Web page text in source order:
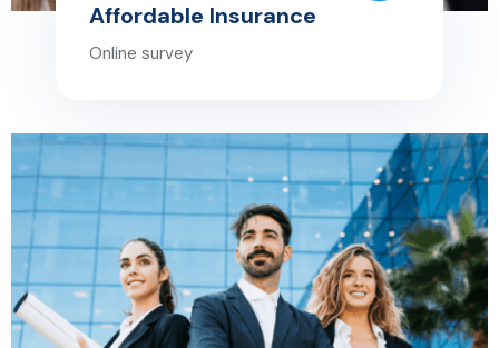
Affordable Insurance
Online survey